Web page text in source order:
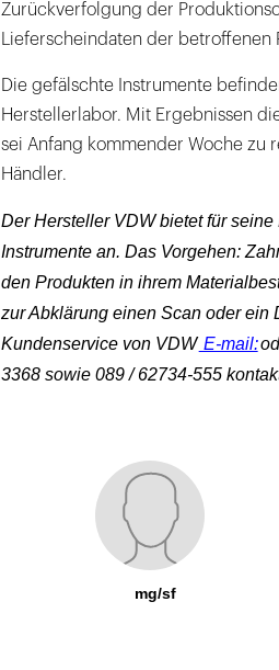
Zurückverfolgung der
Lieferscheindaten der betroffenen
Die gefälschte Instrumente
Herstellerlabor. Mit Ergebnissen
sei Anfang kommender Woche zu
Händler.
Der Hersteller VDW bietet für
Instrumente an. Das Vorgehen:
den Produkten in ihrem
zur Abklärung einen Scan oder ein
Kundenservice von VDWE-mail:
3368 sowie 089 / 62734-555
mg/sf